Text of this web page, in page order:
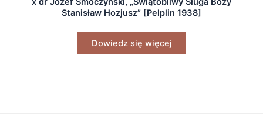
Stanisław Hozjusz” [Pelplin 1938]
Dowiedz się więcej